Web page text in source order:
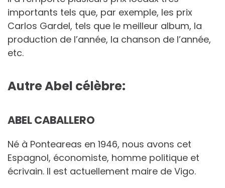
importants tels que, par exemple, les prix
Carlos Gardel, tels que le meilleur album, la
production de l’année, la chanson de l’année,
etc.
Autre Abel célèbre:
ABEL CABALLERO
Né à Ponteareas en 1946, nous avons cet
Espagnol, économiste, homme politique et
écrivain. Il est actuellement maire de Vigo.